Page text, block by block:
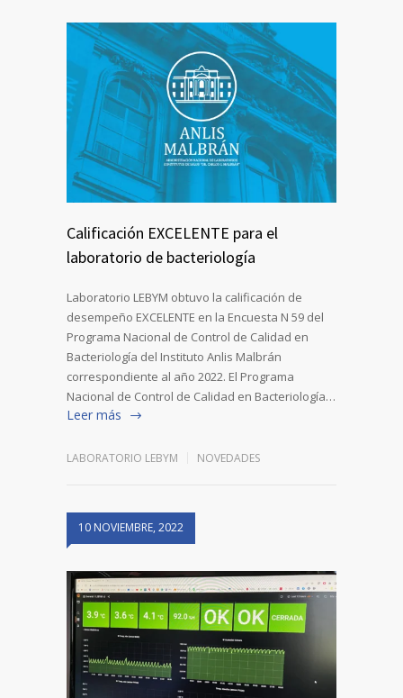
Calificación EXCELENTE para el
laboratorio de bacteriología
Laboratorio LEBYM obtuvo la calificación de
desempeño EXCELENTE en la Encuesta N 59 del
Programa Nacional de Control de Calidad en
Bacteriología del Instituto Anlis Malbrán
correspondiente al año 2022. El Programa
Nacional de Control de Calidad en Bacteriología…
Leer más
LABORATORIO LEBYM NOVEDADES
10 NOVIEMBRE, 2022